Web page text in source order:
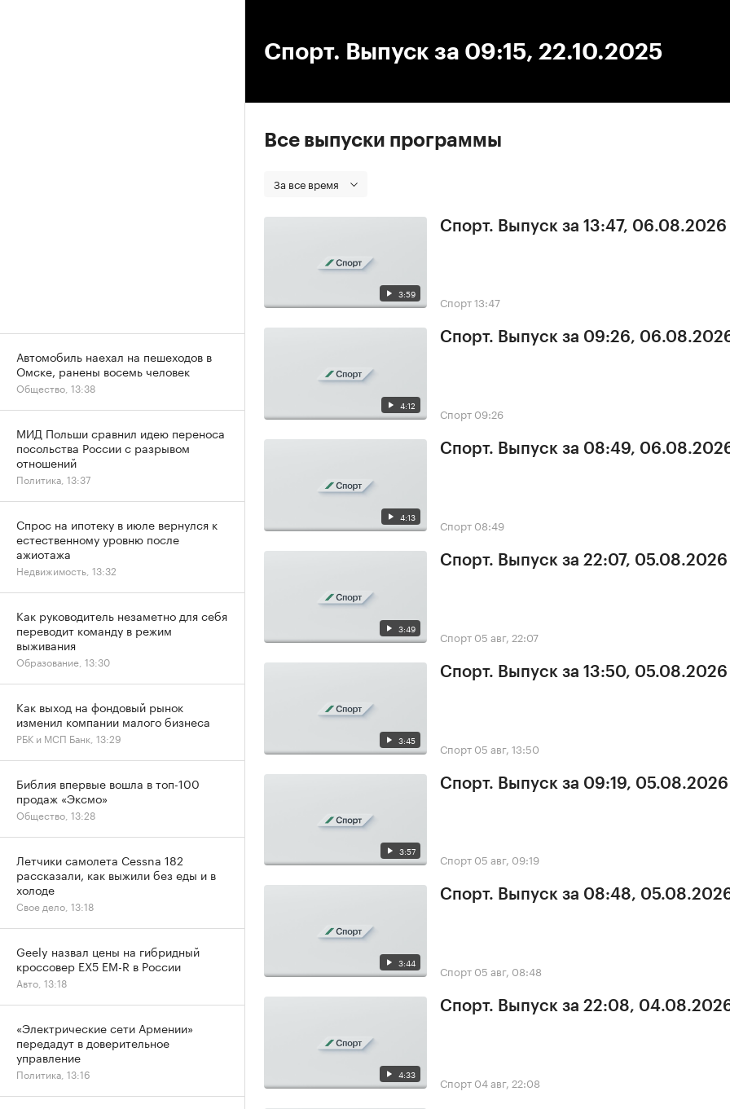
Спорт. Выпуск за 09:15, 22.10.2025
Все выпуски программы
За все время
3:59
Спорт. Выпуск за 13:47, 06.08.2026
Спорт13:47
4:12
Спорт. Выпуск за 09:26,
Спорт 09:26
4:13
Спорт. Выпуск за 08:49,
Спорт 08:49
3:49
Спорт. Выпуск за 22:07, 05.08.2026
Спорт 05 авг, 22:07
3:45
Спорт. Выпуск за 13:50, 05.08.2026
Спорт 05 авг, 13:50
3:57
Спорт. Выпуск за 09:19, 05.08.2026
Спорт 05 авг, 09:19
3:44
Спорт. Выпуск за 08:48,
Спорт 05 авг, 08:48
4:33
Спорт. Выпуск за 22:08,
Спорт 04 авг, 22:08
Автомобиль наехал на пешеходов в
Омске, ранены восемь человек
Общество, 13:38
МИД Польши сравнил идею переноса
посольства России с разрывом
отношений
Политика, 13:37
Спрос на ипотеку в июле вернулся к
естественному уровню после
ажиотажа
Недвижимость, 13:32
Как руководитель незаметно для себя
переводит команду в режим
выживания
Образование, 13:30
Как выход на фондовый рынок
изменил компании малого бизнеса
РБК и МСП Банк, 13:29
Библия впервые вошла в топ-100
продаж «Эксмо»
Общество, 13:28
Летчики самолета Cessna 182
рассказали, как выжили без еды и в
холоде
Свое дело, 13:18
Geely назвал цены на гибридный
кроссовер EX5 EM-R в России
Авто, 13:18
«Электрические сети Армении»
передадут в доверительное
управление
Политика, 13:16